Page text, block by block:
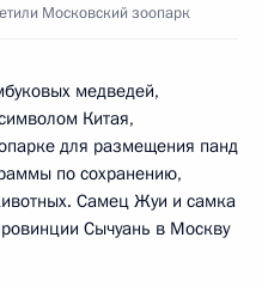
Московский зоопарк
медведей,
Китая,
для размещения панд
по сохранению,
Самец Жуи и самка
Сычуань в Москву